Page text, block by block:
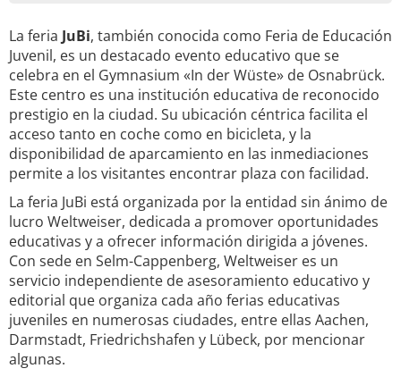
La feria JuBi, también conocida como Feria de Educación
Juvenil, es un destacado evento educativo que se
celebra en el Gymnasium «In der Wüste» de Osnabrück.
Este centro es una institución educativa de reconocido
prestigio en la ciudad. Su ubicación céntrica facilita el
acceso tanto en coche como en bicicleta, y la
disponibilidad de aparcamiento en las inmediaciones
permite a los visitantes encontrar plaza con facilidad.
La feria JuBi está organizada por la entidad sin ánimo de
lucro Weltweiser, dedicada a promover oportunidades
educativas y a ofrecer información dirigida a jóvenes.
Con sede en Selm-Cappenberg, Weltweiser es un
servicio independiente de asesoramiento educativo y
editorial que organiza cada año ferias educativas
juveniles en numerosas ciudades, entre ellas Aachen,
Darmstadt, Friedrichshafen y Lübeck, por mencionar
algunas.